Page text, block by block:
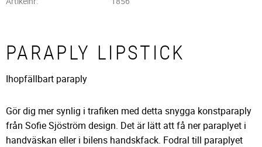
PARAPLY LIPSTICK
Ihopfällbart paraply
Gör dig mer synlig i trafiken med detta snygga konstparaply
från Sofie Sjöström design. Det är lätt att få ner paraplyet i
handväskan eller i bilens handskfack. Fodral till paraplyet